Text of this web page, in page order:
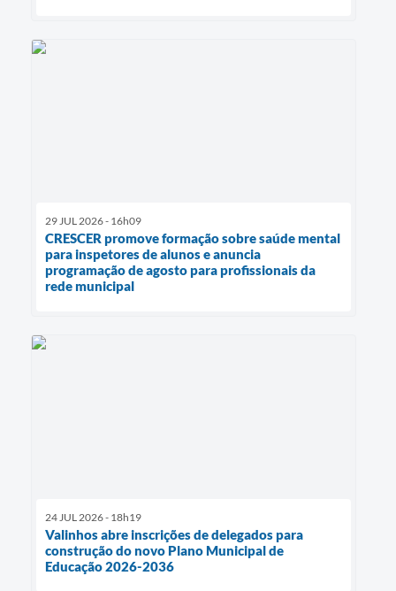
29 JUL 2026 - 16h09
CRESCER promove formação sobre saúde mental
para inspetores de alunos e anuncia
programação de agosto para profissionais da
rede municipal
24 JUL 2026 - 18h19
Valinhos abre inscrições de delegados para
construção do novo Plano Municipal de
Educação 2026-2036